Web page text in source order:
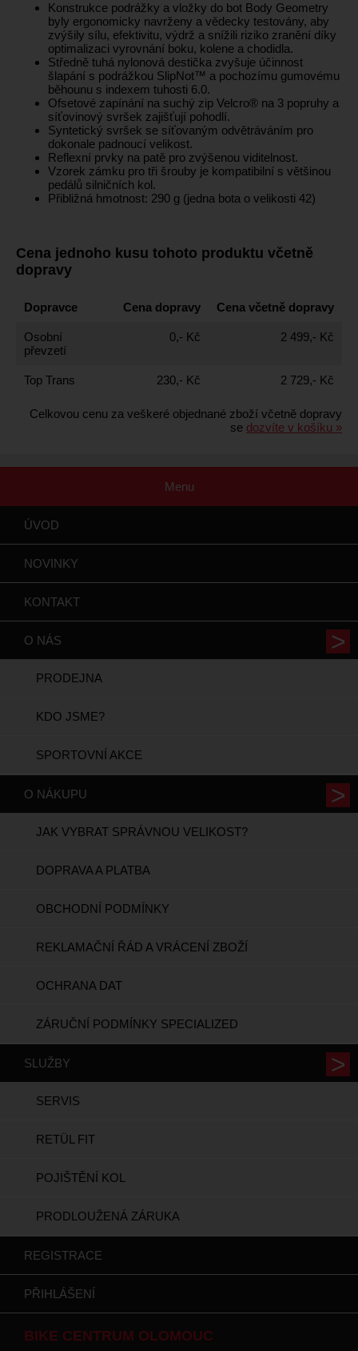
Konstrukce podrážky a vložky do bot Body Geometry
byly ergonomicky navrženy a vědecky testovány, aby
zvýšily sílu, efektivitu, výdrž a snížili riziko zranění díky
optimalizaci vyrovnání boku, kolene a chodidla.
Středně tuhá nylonová destička zvyšuje účinnost
šlapání s podrážkou SlipNot™ a pochozímu gumovému
běhounu s indexem tuhosti 6.0.
Ofsetové zapínání na suchý zip Velcro® na 3 popruhy a
síťovinový svršek zajišťují pohodlí.
Syntetický svršek se síťovaným odvětráváním pro
dokonale padnoucí velikost.
Reflexní prvky na patě pro zvýšenou viditelnost.
Vzorek zámku pro tři šrouby je kompatibilní s většinou
pedálů silničních kol.
Přibližná hmotnost: 290 g (jedna bota o velikosti 42)
Cena jednoho kusu tohoto produktu včetně
dopravy
Dopravce Cena dopravy Cena včetně dopravy
Osobní
převzetí
0,- Kč 2 499,- Kč
Top Trans 230,- Kč 2 729,- Kč
Celkovou cenu za veškeré objednané zboží včetně dopravy
se dozvíte v košíku »
Menu
ÚVOD
NOVINKY
KONTAKT
O NÁS
PRODEJNA
KDO JSME?
SPORTOVNÍ AKCE
O NÁKUPU
JAK VYBRAT SPRÁVNOU VELIKOST?
DOPRAVA A PLATBA
OBCHODNÍ PODMÍNKY
REKLAMAČNÍ ŘÁD A VRÁCENÍ ZBOŽÍ
OCHRANA DAT
ZÁRUČNÍ PODMÍNKY SPECIALIZED
SLUŽBY
SERVIS
RETÜL FIT
POJIŠTĚNÍ KOL
PRODLOUŽENÁ ZÁRUKA
REGISTRACE
PŘIHLÁŠENÍ
BIKE CENTRUM OLOMOUC